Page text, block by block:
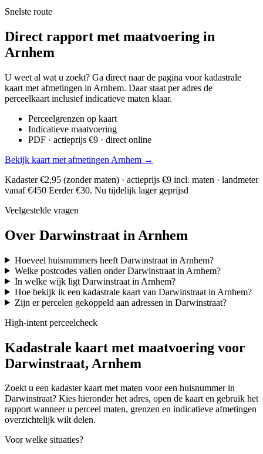
Snelste route
Direct rapport met maatvoering in
Arnhem
U weet al wat u zoekt? Ga direct naar de pagina voor kadastrale
kaart met afmetingen in Arnhem. Daar staat per adres de
perceelkaart inclusief indicatieve maten klaar.
Perceelgrenzen op kaart
Indicatieve maatvoering
PDF · actieprijs €9 · direct online
Bekijk kaart met afmetingen Arnhem →
Kadaster €2,95 (zonder maten) · actieprijs €9 incl. maten · landmeter
vanaf €450 Eerder €30. Nu tijdelijk lager geprijsd
Veelgestelde vragen
Over Darwinstraat in Arnhem
Hoeveel huisnummers heeft Darwinstraat in Arnhem?
Welke postcodes vallen onder Darwinstraat in Arnhem?
In welke wijk ligt Darwinstraat in Arnhem?
Hoe bekijk ik een kadastrale kaart van Darwinstraat in Arnhem?
Zijn er percelen gekoppeld aan adressen in Darwinstraat?
High-intent perceelcheck
Kadastrale kaart met maatvoering voor
Darwinstraat, Arnhem
Zoekt u een kadaster kaart met maten voor een huisnummer in
Darwinstraat? Kies hieronder het adres, open de kaart en gebruik het
rapport wanneer u perceel maten, grenzen en indicatieve afmetingen
overzichtelijk wilt delen.
Voor welke situaties?